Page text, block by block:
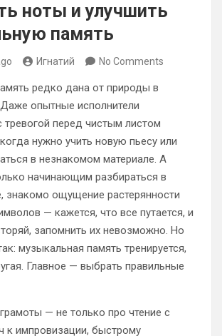
ноты и улучшить
память
Игнатий No Comments
редко дана от природы в
опытные исполнители
тревогой перед чистым листом
нужно учить новую пьесу или
в незнакомом материале. А
начинающим разбираться в
знакомо ощущение растерянности
— кажется, что все путается, и
запомнить их невозможно. Но
музыкальная память тренируется,
Главное — выбрать правильные
— не только про чтение с
к импровизации, быстрому